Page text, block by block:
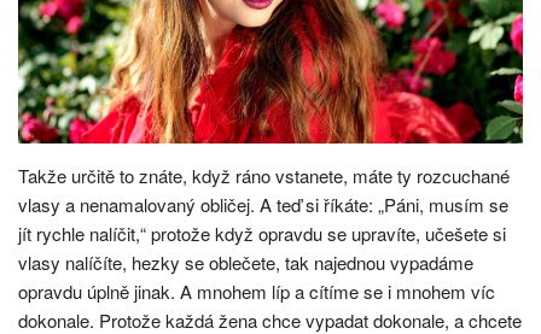
Takže určitě to znáte, když ráno vstanete, máte ty rozcuchané
vlasy a nenamalovaný obličej. A teď si říkáte: „Páni, musím se
jít rychle nalíčit,“ protože když opravdu se upravíte, učešete si
vlasy nalíčíte, hezky se oblečete, tak najednou vypadáme
opravdu úplně jinak. A mnohem líp a cítíme se i mnohem víc
dokonale. Protože každá žena chce vypadat dokonale, a chcete